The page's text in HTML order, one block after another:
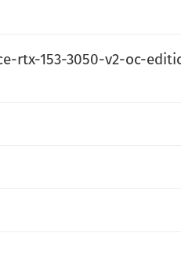
rtx-153-3050-v2-oc-